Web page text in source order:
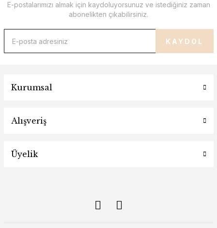
E-postalarımızı almak için kaydoluyorsunuz ve istediğiniz zaman
abonelikten çıkabilirsiniz.
KAYDOL
Kurumsal
Alışveriş
Üyelik